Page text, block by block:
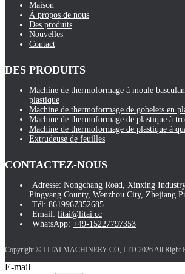
Maison
À propos de nous
Des produits
Nouvelles
Contact
DES PRODUITS
Machine de thermoformage à moule
plastique
Machine de thermoformage de gobelets en
Machine de thermoformage de plastique à
Machine de thermoformage de plastique à
Extrudeuse de feuilles
CONTACTEZ-NOUS
Adresse: Nongchang Road, Xinxing
Pingyang County, Wenzhou City, Zhejiang
Tél: 8619967352685
Email: litai@litai.cc
WhatsApp: +49-15227797353
Copyright © LITAI MACHINERY CO, LTD 2026 All Right
E-mail